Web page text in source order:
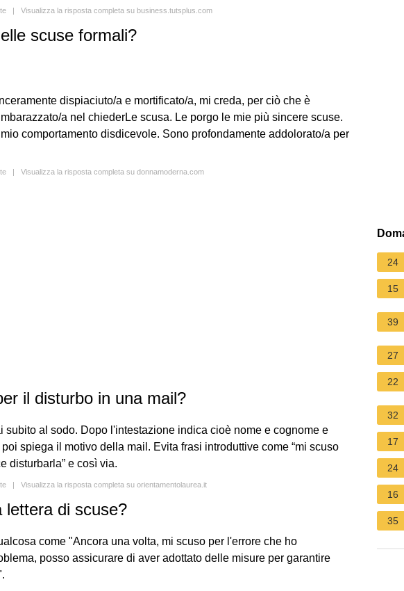
| Visualizza la risposta completa su business.tutsplus.com
scuse formali?
dispiaciuto/a e mortificato/a, mi creda, per ciò che è
a nel chiederLe scusa. Le porgo le mie più sincere scuse.
comportamento disdicevole. Sono profondamente addolorato/a per
| Visualizza la risposta completa su donnamoderna.com
il disturbo in una mail?
subito al sodo. Dopo l'intestazione indica cioè nome e cognome e
spiega il motivo della mail. Evita frasi introduttive come “mi scuso
disturbarla” e così via.
| Visualizza la risposta completa su orientamentolaurea.it
lettera di scuse?
come "Ancora una volta, mi scuso per l'errore che ho
posso assicurare di aver adottato delle misure per garantire
24
15
39
27
22
32
17
24
16
35